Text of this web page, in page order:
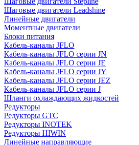
Шаговые двигатели Leadshine
Линейные двигатели
Моментные двигатели
Блоки питания
Кабель-каналы JFLO
Кабель-каналы JFLO серии JN
Кабель-каналы JFLO серии JE
Кабель-каналы JFLO серии JY
Кабель-каналы JFLO серии JEZ
Кабель-каналы JFLO серии J
Шланги охлаждающих жидкостей
Редукторы
Редукторы GTC
Редукторы INOTEK
Редукторы HIWIN
Линейные направляющие